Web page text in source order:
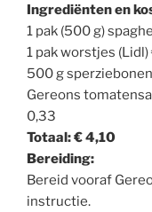
Ingrediënten en
1 pak (500 g)
1 pak worstjes (Lidl)
500 g
Gereons
0,33
Totaal: € 4,10
Bereiding:
Bereid vooraf
instructie.